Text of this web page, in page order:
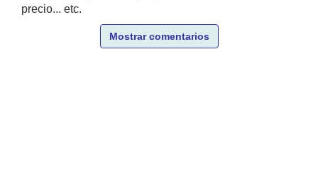
precio... etc.
Mostrar comentarios